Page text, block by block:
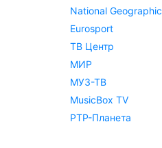
National Geographic
Eurosport
ТВ Центр
МИР
МУЗ-ТВ
MusicBox TV
РТР-Планета